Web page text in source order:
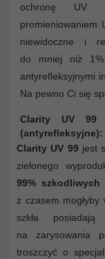
ochronę UV.
promieniowaniem
niewidoczne i
do mniej niż 1%.
antyrefleksyjnymi
Na pewno Ci się
Clarity UV 99
(antyrefleksyjne):
Clarity UV 99 jest
zielonego
99% szkodliwych
z czasem
szkła
na zarysowania
troszczyć o